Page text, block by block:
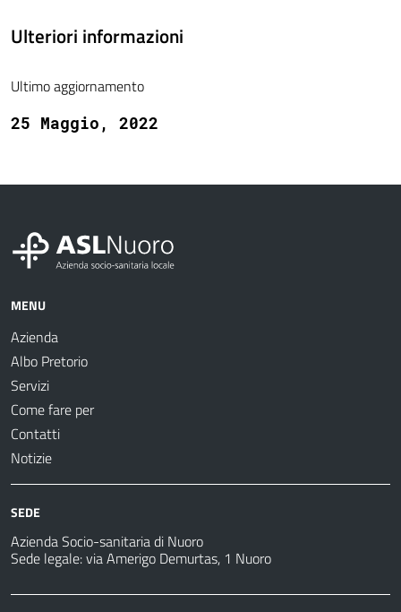
Ulteriori informazioni
Ultimo aggiornamento
25 Maggio, 2022
MENU
Azienda
Albo Pretorio
Servizi
Come fare per
Contatti
Notizie
SEDE
Azienda Socio-sanitaria di Nuoro
Sede legale: via Amerigo Demurtas, 1 Nuoro